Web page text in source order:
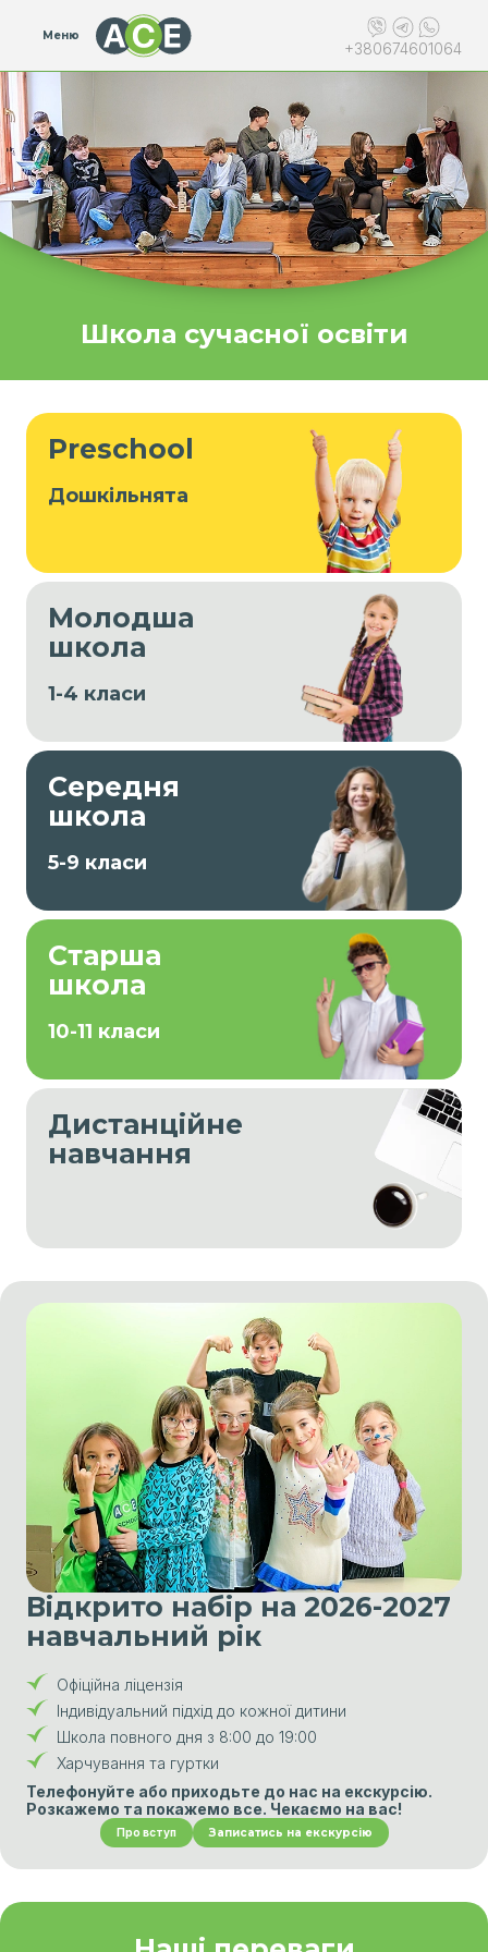
Меню
+380674601064
Школа сучасної освіти
Preschool
Дошкільнята
Молодша
школа
1-4 класи
Середня
школа
5-9 класи
Старша
школа
10-11 класи
Дистанційне
навчання
Відкрито набір на 2026-2027
навчальний рік
Офіційна ліцензія
Індивідуальний підхід до кожної дитини
Школа повного дня з 8:00 до 19:00
Харчування та гуртки
Телефонуйте або приходьте до нас на екскурсію.
Розкажемо та покажемо все. Чекаємо на вас!
Про вступ Записатись на екскурсію
Розвиток м'яких навичок (soft skills)
Особлива увага приділяється формуванню
комунікативних здібностей, критичного мислення
та емоційного інтелекту, що є ключовими для
успіху в сучасному світі.
Психологічна підтримка та менторська
служба
Наші психологи та ментори допомагають учням
долати труднощі, підтримують їхній емоційний та
соціальний розвиток.
Демократична атмосфера та патріотичне
виховання
Ми створюємо середовище, де кожна дитина
відчуває себе вільно, розвиваючи почуття